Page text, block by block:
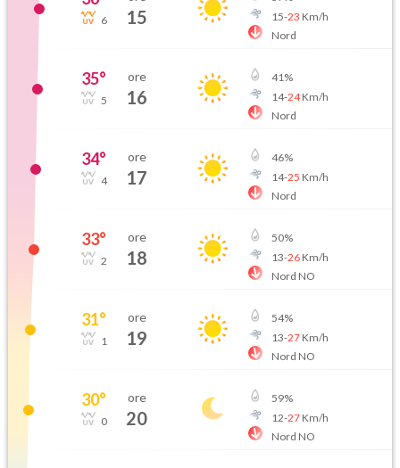
6 15
15-23 Km/h
Nord
35°
5
ore
16
41%
14-24Km/h
Nord
34°
4
ore
17
46%
14-25 Km/h
Nord
33°
2
ore
18
50%
13-26Km/h
Nord NO
31°
1
ore
19
54%
13-27Km/h
Nord NO
30°
0
ore
20
59%
12-27Km/h
Nord NO